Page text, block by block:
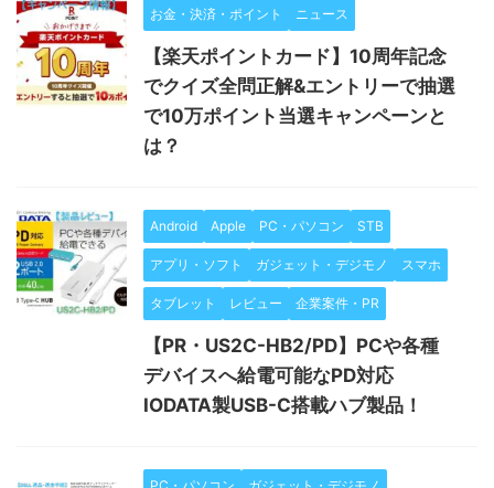
お金・決済・ポイント ニュース
【楽天ポイントカード】10周年記念
でクイズ全問正解&エントリーで抽選
で10万ポイント当選キャンペーンと
は？
Android Apple PC・パソコン STB
アプリ・ソフト ガジェット・デジモノ スマホ
タブレット レビュー 企業案件・PR
【PR・US2C-HB2/PD】PCや各種
デバイスへ給電可能なPD対応
IODATA製USB-C搭載ハブ製品！